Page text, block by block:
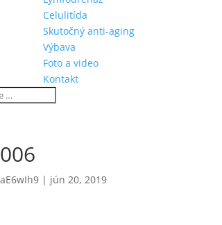
Celulitída
Skutočný anti-aging
Výbava
Foto a video
Kontakt
| jún 20, 2019